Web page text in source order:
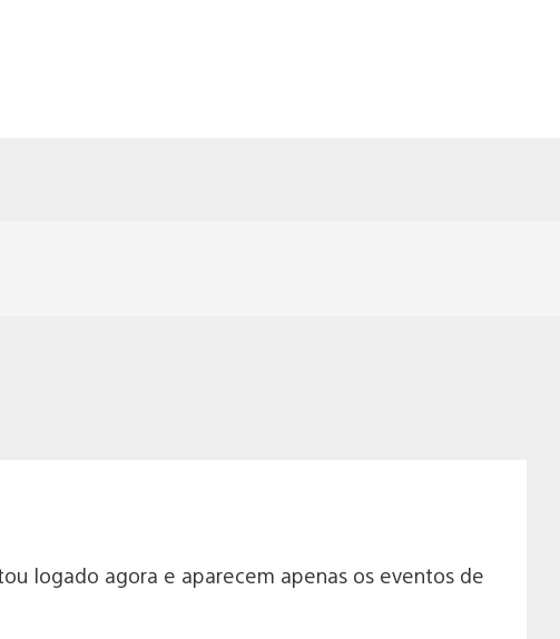
logado agora e aparecem apenas os eventos de